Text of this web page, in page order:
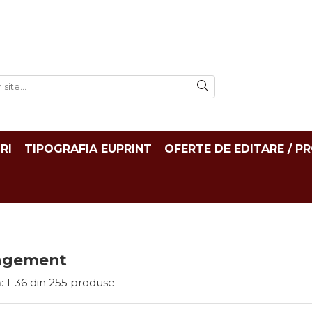
TIPOGRAFIA EUPRINT OFERTE DE EDITARE /
1-36 din 255 produse